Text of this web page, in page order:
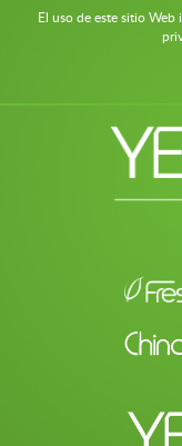
El uso de este sitio